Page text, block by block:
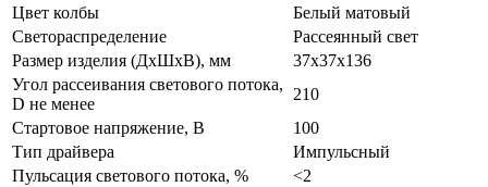
Цвет колбы
Белый матовый
Светораспределение
Рассеянный свет
Размер изделия (ДхШхВ), мм
37х37x136
Угол рассеивания светового потока,
D не менее
210
Стартовое напряжение, В
100
Тип драйвера
Импульсный
Пульсация светового потока, %
<2